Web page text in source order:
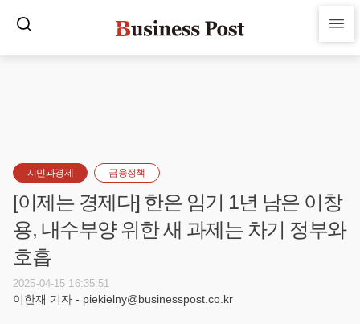
시민과경제 금융정책
[이제는 경제다] 한은 임기 1년 남은 이창
용, 내수부양 위한 새 과제는 차기 정부와
호흡
2025-04-15 16:35:51
이한재 기자 - piekielny@businesspost.co.kr